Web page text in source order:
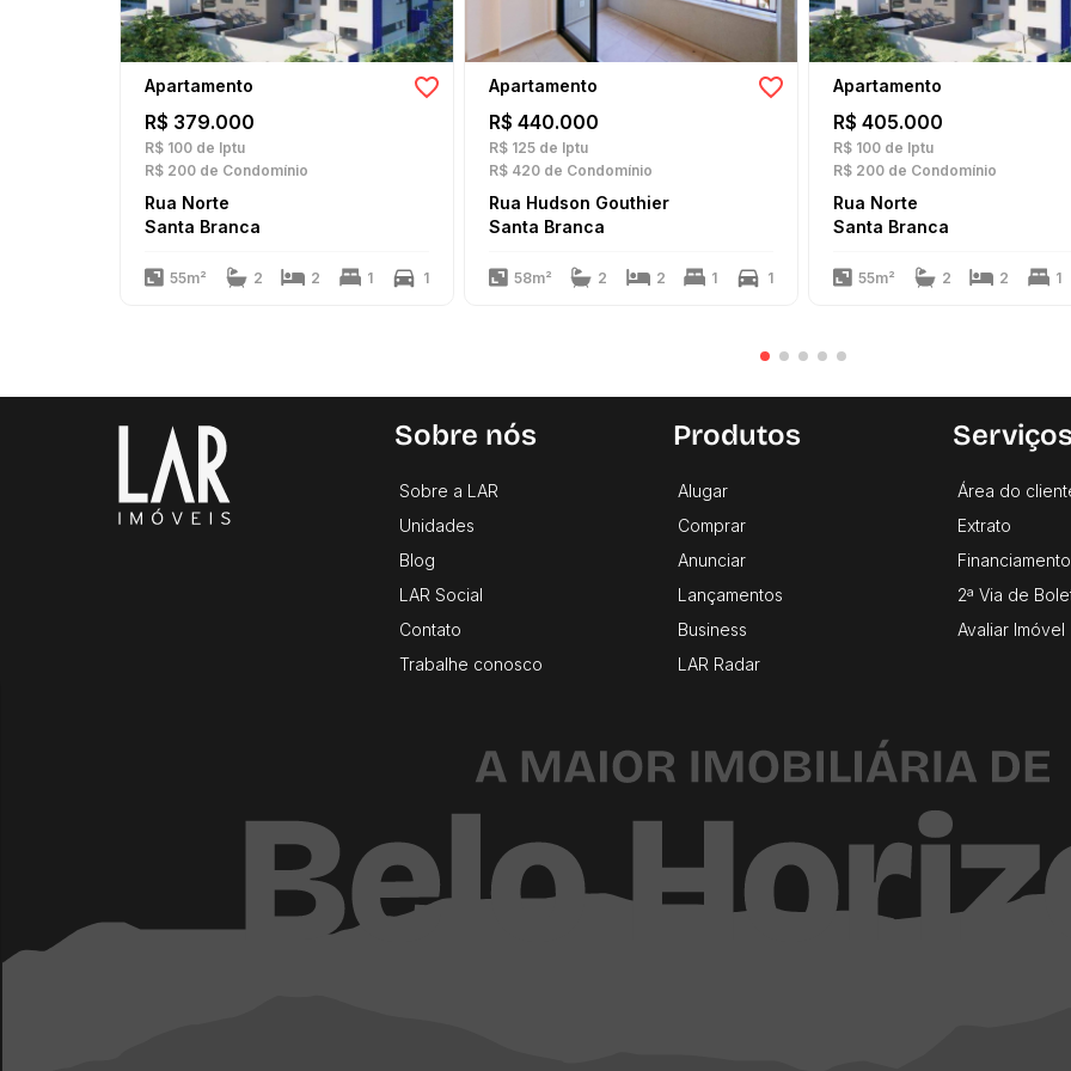
Apartamento
R$ 379.000
R$ 100 de Iptu
R$ 200 de Condomínio
Rua Norte
Santa Branca
55m² 2 2 1 1
Apartamento
R$ 440.000
R$ 125 de Iptu
R$ 420 de Condomínio
Rua Hudson Gouthier
Santa Branca
58m² 2 2 1 1
Apartamento
R$ 405.000
R$ 100 de Iptu
R$ 200 de Condomínio
Rua Norte
Santa Branca
55m² 2 2 1
Sobre nós
Sobre a LAR
Unidades
Blog
LAR Social
Contato
Trabalhe conosco
Produtos
Alugar
Comprar
Anunciar
Lançamentos
Business
LAR Radar
Serviços
Área do
Extrato
Financiamento
2ª Via de
Avaliar Imóvel